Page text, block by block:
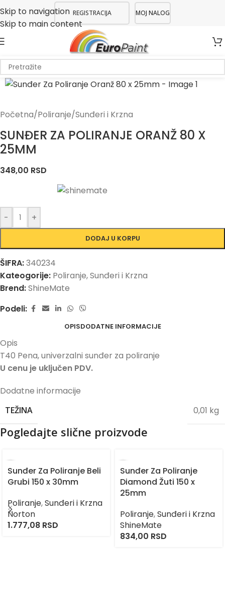
Skip to navigation
Skip to main content
REGISTRACIJA MOJ NALOG
Početna/Poliranje/Sunđeri i Krzna
SUNĐER ZA POLIRANJE ORANŽ 80 X
25MM
348,00 RSD
- +
DODAJ U KORPU
ŠIFRA:340234
Kateogorije: Poliranje,Sunđeri i Krzna
Brend:ShineMate
Podeli:
OPISDODATNE INFORMACIJE
Opis
T40 Pena, univerzalni sunđer za poliranje
U cenu je uključen PDV.
Dodatne informacije
TEŽINA 0,01 kg
Pogledajte slične proizvode
Sunđer Za Poliranje Beli
Grubi 150 x 30mm
Poliranje,Sunđeri i Krzna
Norton
1.777,08 RSD
Sunđer Za Poliranje
Diamond Žuti 150 x
25mm
Poliranje,Sunđeri i Krzna
ShineMate
834,00 RSD